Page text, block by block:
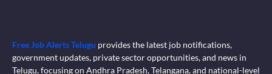
Free Job Alerts Telugu provides the latest job notifications,
government updates, private sector opportunities, and news in
Telugu, focusing on Andhra Pradesh, Telangana, and national-level